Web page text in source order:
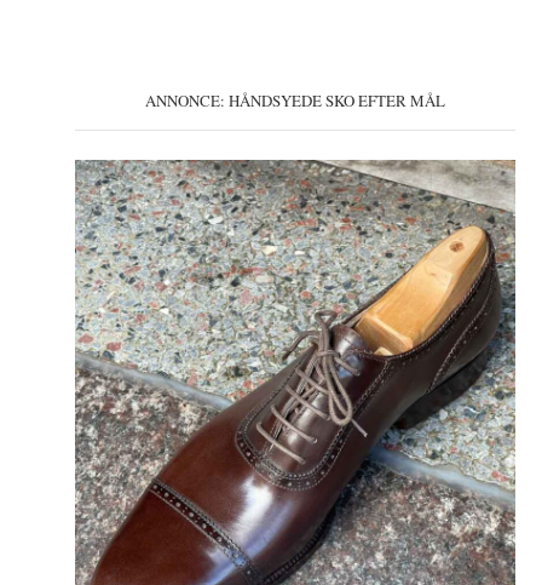
ANNONCE: HÅNDSYEDE SKO EFTER MÅL